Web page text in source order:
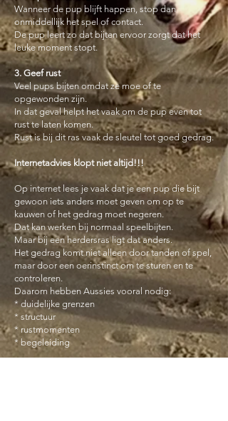
Wanneer de pup blijft happen, stop dan
onmiddellijk het spel of contact.
De pup leert zo dat bijten ervoor zorgt dat het
leuke moment stopt.
3. Geef rust
Veel pups bijten omdat ze moe of te
opgewonden zijn.
In dat geval helpt het vaak om de pup even tot
rust te laten komen.
Rust is bij dit ras vaak de sleutel tot goed gedrag.
Internetadvies klopt niet altijd!!!
Op internet lees je vaak dat je een pup die bijt
gewoon iets anders moet geven om op te
kauwen of het gedrag moet negeren.
Dat kan werken bij normaal speelbijten.
Maar bij een herdersras ligt dat anders.
Het gedrag komt niet alleen door tanden of spel,
maar door een oerinstinct om te sturen en te
controleren.
Daarom hebben Aussies vooral nodig:
* duidelijke grenzen
* structuur
* rustmomenten
* begeleiding